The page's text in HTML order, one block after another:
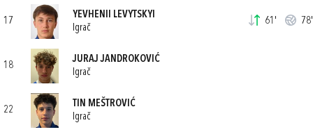
17
YEVHENII LEVYTSKYI
Igrač
61' 78'
18
JURAJ JANDROKOVIĆ
Igrač
22
TIN MEŠTROVIĆ
Igrač